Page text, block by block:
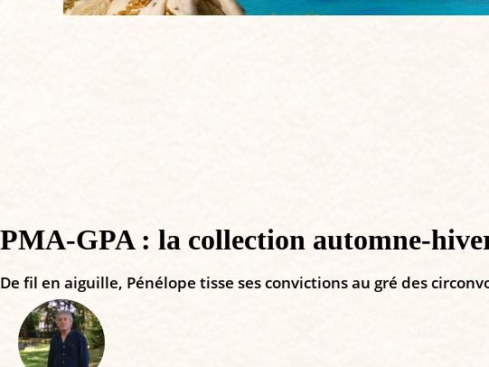
PMA-GPA : la collection automne-
De fil en aiguille, Pénélope tisse ses convictions au gré des